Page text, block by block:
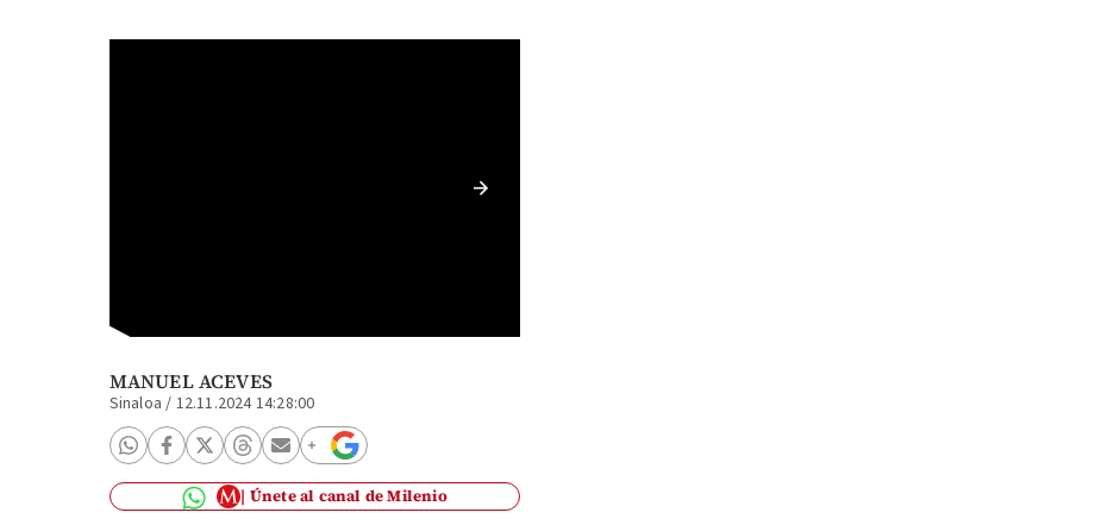
MANUEL ACEVES
Sinaloa / 12.11.2024 14:28:00
Únete al canal de Milenio